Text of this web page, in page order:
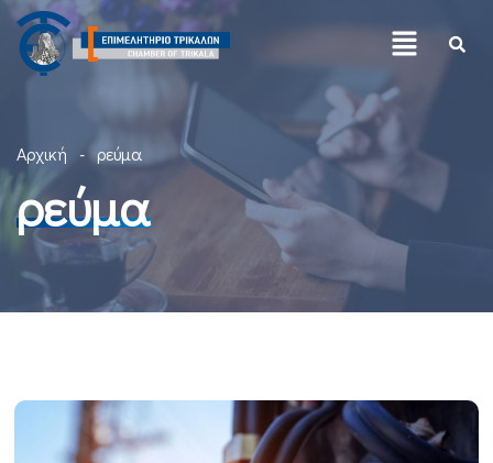
Αρχική ρεύμα
ρεύμα